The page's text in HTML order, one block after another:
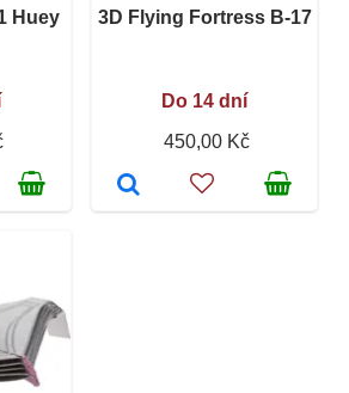
Huey 3D Flying Fortress B-17
Do 14 dní
450,00 Kč